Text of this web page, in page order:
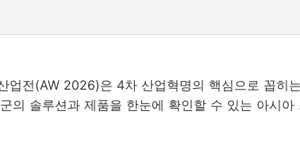
업전(AW 2026)은 4차 산업혁명의 핵심으로 꼽히
의 솔루션과 제품을 한눈에 확인할 수 있는 아시